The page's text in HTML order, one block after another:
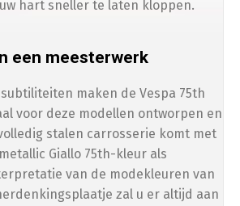
(+€50.00)
op ±34 km/u (gedoogde snelheid)
hart sneller te laten kloppen.
een meesterwerk
maken de Vespa 75th
voor deze modellen ontworpen en
stalen carrosserie komt met
Giallo 75th-kleur als
van de modekleuren van
zal u er altijd aan